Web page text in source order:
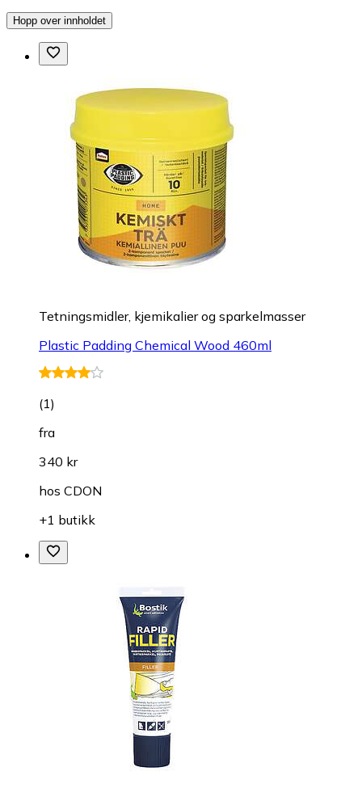
Hopp over innholdet
Tetningsmidler, kjemikalier og sparkelmasser
Plastic Padding Chemical Wood 460ml
(1)
fra
340 kr
hos CDON
+1 butikk